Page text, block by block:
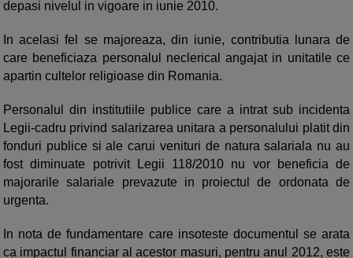
depasi nivelul in vigoare in iunie 2010.
In acelasi fel se majoreaza, din iunie, contributia lunara de
care beneficiaza personalul neclerical angajat in unitatile ce
apartin cultelor religioase din Romania.
Personalul din institutiile publice care a intrat sub incidenta
Legii-cadru privind salarizarea unitara a personalului platit din
fonduri publice si ale carui venituri de natura salariala nu au
fost diminuate potrivit Legii 118/2010 nu vor beneficia de
majorarile salariale prevazute in proiectul de ordonata de
urgenta.
In nota de fundamentare care insoteste documentul se arata
ca impactul financiar al acestor masuri, pentru anul 2012, este